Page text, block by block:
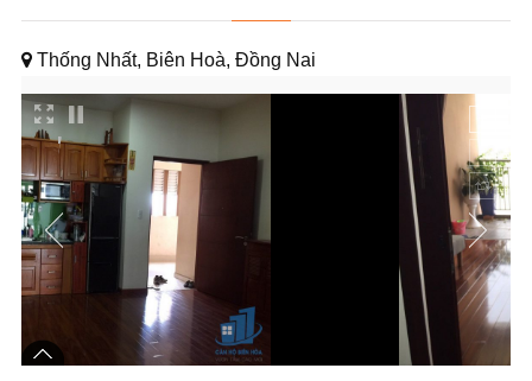
Thống Nhất, Biên Hoà, Đồng Nai